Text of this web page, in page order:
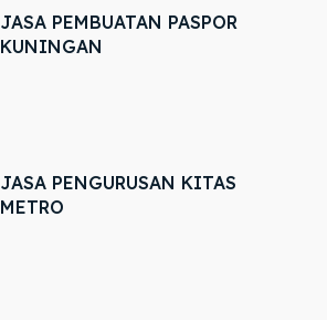
JASA PEMBUATAN PASPOR
KUNINGAN
JASA PENGURUSAN KITAS
METRO